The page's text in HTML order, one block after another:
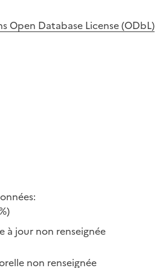
Open Database License (ODbL)
à jour non renseignée
non renseignée